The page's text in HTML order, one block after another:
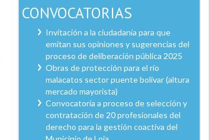
CONVOCATORIAS
Invitación a la ciudadanía para que
emitan sus opiniones y sugerencias del
proceso de deliberación pública 2025
Obras de protección para el río
malacatos sector puente bolívar (altura
mercado mayorista)
Convocatoria a proceso de selección y
contratación de 20 profesionales del
derecho para la gestión coactiva del